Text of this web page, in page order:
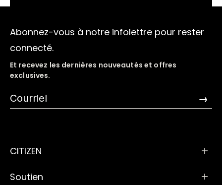
Abonnez-vous à notre infolettre pour rester
connecté.
Et recevez les dernières nouveautés et offres
exclusives.
→
CITIZEN
Soutien